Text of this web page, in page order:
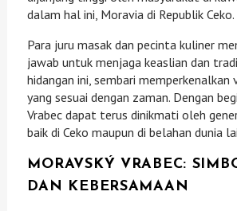
dalam hal ini, Moravia di Republik Ceko.
Para juru masak dan pecinta kuliner
jawab untuk menjaga keaslian dan
hidangan ini, sembari memperkenalkan
yang sesuai dengan zaman. Dengan
Vrabec dapat terus dinikmati oleh
baik di Ceko maupun di belahan dunia
MORAVSKÝ VRABEC:
DAN KEBERSAMAAN